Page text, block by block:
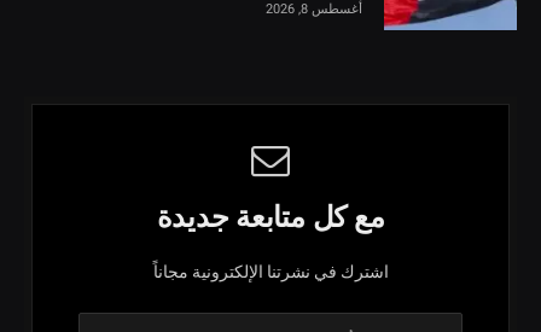
أغسطس 8, 2026
مع كل متابعة جديدة
اشترك في نشرتنا الإلكترونية مجاناً